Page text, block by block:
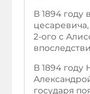
В 1894 году
2-ого с
В 1894 году
государя